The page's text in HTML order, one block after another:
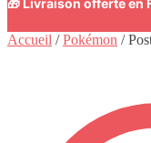
Accueil /Pokémon /